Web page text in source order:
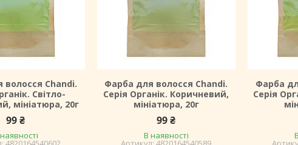
Chandi.
Світло-
мініатюра, 20г
99 ₴
Фарба для волосся Chandi.
Серія Органік. Коричневий,
мініатюра, 20г
99 ₴
В наявності
Фарба
Серія